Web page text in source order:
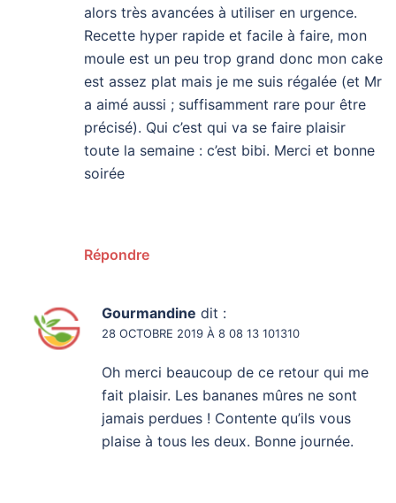
alors très avancées à utiliser en urgence.
Recette hyper rapide et facile à faire, mon
moule est un peu trop grand donc mon cake
est assez plat mais je me suis régalée (et Mr
a aimé aussi ; suffisamment rare pour être
précisé). Qui c’est qui va se faire plaisir
toute la semaine : c’est bibi. Merci et bonne
soirée
Répondre
Gourmandine dit :
28 OCTOBRE 2019 À 8 08 13 101310
Oh merci beaucoup de ce retour qui me
fait plaisir. Les bananes mûres ne sont
jamais perdues ! Contente qu’ils vous
plaise à tous les deux. Bonne journée.